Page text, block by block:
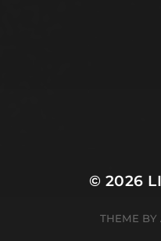
© 2026
THEME BY